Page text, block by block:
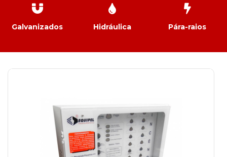
Galvanizados Hidráulica Pára-raios